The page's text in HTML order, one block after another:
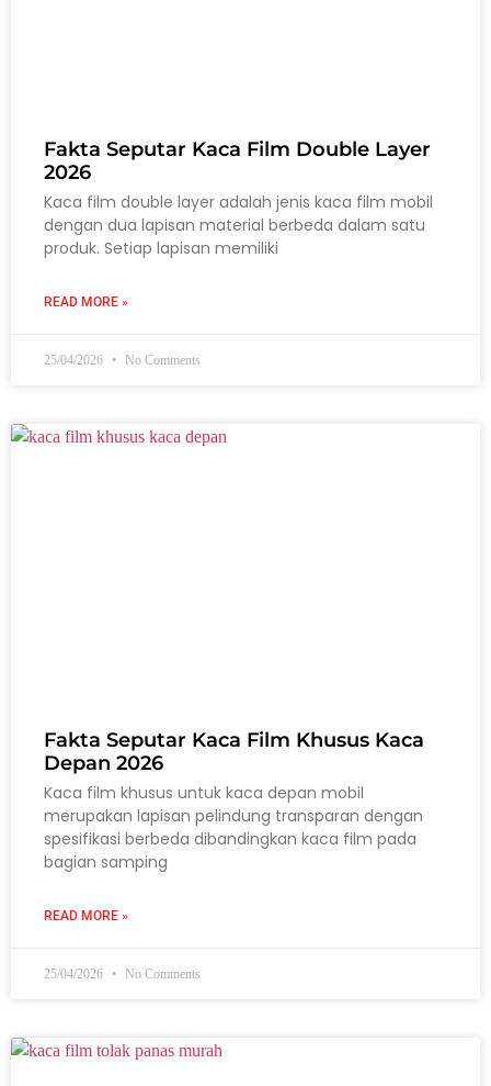
Fakta Seputar Kaca Film Double Layer
2026
Kaca film double layer adalah jenis kaca film mobil
dengan dua lapisan material berbeda dalam satu
produk. Setiap lapisan memiliki
READ MORE »
25/04/2026 No Comments
Fakta Seputar Kaca Film Khusus Kaca
Depan 2026
Kaca film khusus untuk kaca depan mobil
merupakan lapisan pelindung transparan dengan
spesifikasi berbeda dibandingkan kaca film pada
bagian samping
READ MORE »
25/04/2026 No Comments